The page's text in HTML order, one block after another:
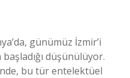
günümüz İzmir’i
düşünülüyor.
bu tür entelektüel